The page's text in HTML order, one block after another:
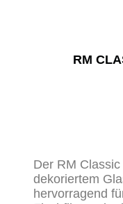
RM
Der RM
dekoriertem
hervorragend